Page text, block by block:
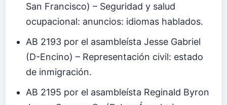
San Francisco) – Seguridad y salud
ocupacional: anuncios: idiomas hablados.
AB 2193 por el asambleísta Jesse Gabriel
(D-Encino) – Representación civil: estado
de inmigración.
AB 2195 por el asambleísta Reginald Byron